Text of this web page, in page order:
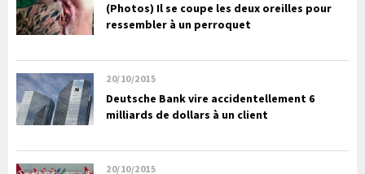
(Photos) Il se coupe les deux oreilles pour
ressembler à un perroquet
20/10/2015
Deutsche Bank vire accidentellement 6
milliards de dollars à un client
20/10/2015